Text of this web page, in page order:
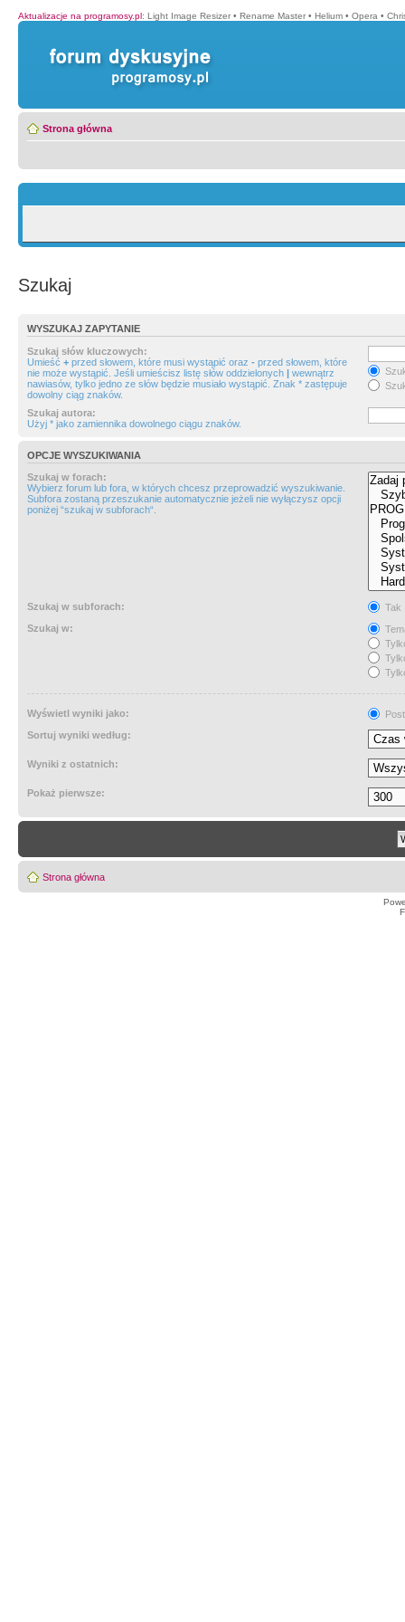
Aktualizacje na programosy.pl: Light Image Resizer • Rename Master • Helium • Opera •
Strona główna
Szukaj
WYSZUKAJ ZAPYTANIE
Szukaj słów kluczowych:
Umieść + przed słowem, które musi wystąpić oraz - przed słowem, które
nie może wystąpić. Jeśli umieścisz listę słów oddzielonych | wewnątrz
nawiasów, tylko jedno ze słów będzie musiało wystąpić. Znak * zastępuje
dowolny ciąg znaków.
Szukaj autora:
Użyj * jako zamiennika dowolnego ciągu znaków.
OPCJE WYSZUKIWANIA
Szukaj w forach:
Wybierz forum lub fora, w których chcesz przeprowadzić wyszukiwanie.
Subfora zostaną przeszukanie automatycznie jeżeli nie wyłączysz opcji
poniżej “szukaj w subforach“.
Szukaj w subforach:
Tak
Szukaj w:
Wyświetl wyniki jako:
Sortuj wyniki według:
Wyniki z ostatnich:
Pokaż pierwsze:
Strona główna